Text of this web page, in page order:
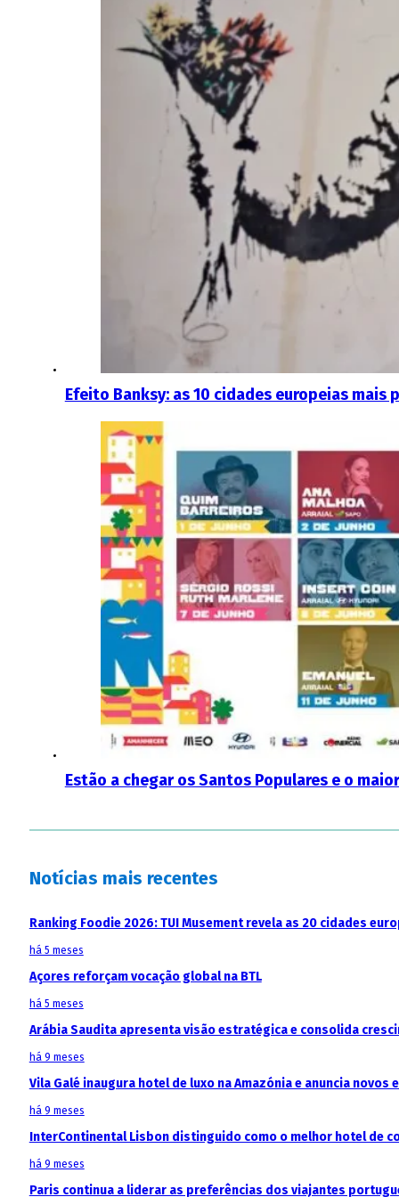
Efeito Banksy: as 10 cidades europeias
Estão a chegar os Santos Populares e o
Notícias mais recentes
Ranking Foodie 2026: TUI Musement revela as 20 cidades
há 5 meses
Açores reforçam vocação global na BTL
há 5 meses
Arábia Saudita apresenta visão estratégica e consolida
há 9 meses
Vila Galé inaugura hotel de luxo na Amazónia e anuncia
há 9 meses
InterContinental Lisbon distinguido como o melhor hotel de
há 9 meses
Paris continua a liderar as preferências dos viajantes